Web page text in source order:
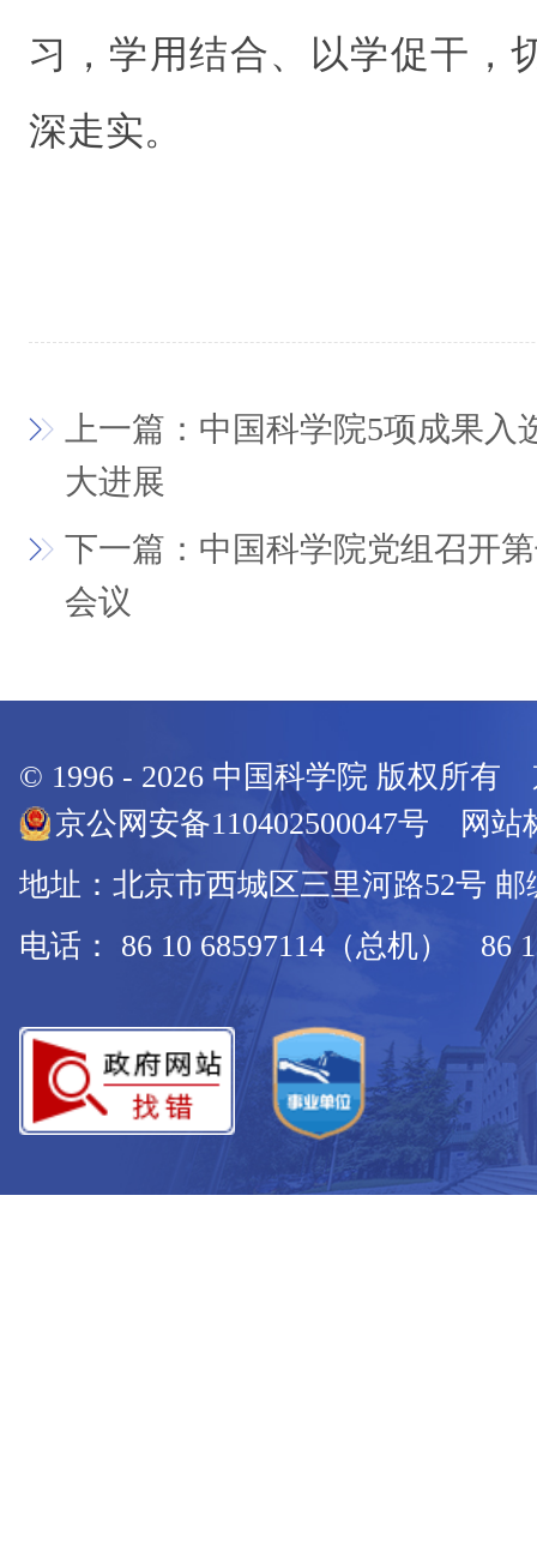
习，学用结合、以学促干，
深走实。
上一篇：中国科学院5项成果入
大进展
下一篇：中国科学院党组召开
会议
© 1996 - 2026 中国科学院 版权所有
京公网安备110402500047号 网站
地址：北京市西城区三里河路52号 邮
电话： 86 10 68597114（总机） 86